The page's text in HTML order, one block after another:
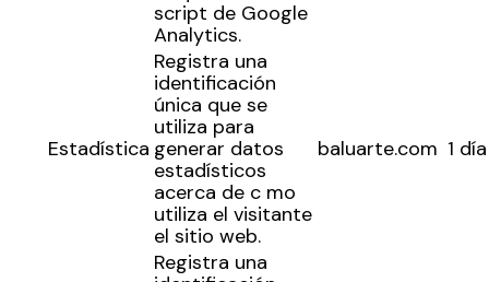
Política de privacidad y Aviso Legal
script de Google
Analytics.
Estadística
Registra una
identificación
única que se
utiliza para
generar datos
estadísticos
acerca de c mo
utiliza el visitante
el sitio web.
baluarte.com 1 día
Registra una